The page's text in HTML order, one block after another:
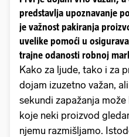
predstavlja upoznavanje
je važnost pakiranja
uvelike pomoći u
trajne odanosti robnoj
Kako za ljude, tako i za
dojam izuzetno važan,
sekundi zapažanja
koje neki proizvod
njemu razmišljamo.